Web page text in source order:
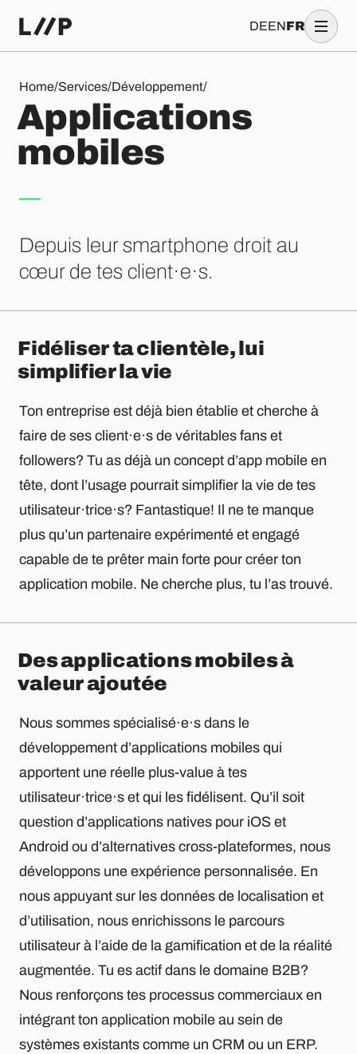
DEENFR
Home/Services/Développement/
Applications mobiles
Appl ications
mo bi es
Depuis leur smartphone droit au
cœur de tes client·e·s.
Fidéliser ta clientèle, lui
simplifier la vie
Ton entreprise est déjà bien établie et cherche à
faire de ses client·e·s de véritables fans et
followers? Tu as déjà un concept d’app mobile en
tête, dont l’usage pourrait simplifier la vie de tes
utilisateur·trice·s? Fantastique! Il ne te manque
plus qu’un partenaire expérimenté et engagé
capable de te prêter main forte pour créer ton
application mobile. Ne cherche plus, tu l’as trouvé.
Des applications mobiles à
valeur ajoutée
Nous sommes spécialisé·e·s dans le
développement d’applications mobiles qui
apportent une réelle plus-value à tes
utilisateur·trice·s et qui les fidélisent. Qu’il soit
question d’applications natives pour iOS et
Android ou d’alternatives cross-plateformes, nous
développons une expérience personnalisée. En
nous appuyant sur les données de localisation et
d’utilisation, nous enrichissons le parcours
utilisateur à l’aide de la gamification et de la réalité
augmentée. Tu es actif dans le domaine B2B?
Nous renforçons tes processus commerciaux en
intégrant ton application mobile au sein de
systèmes existants comme un CRM ou un ERP.